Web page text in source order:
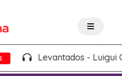
Levantados - Luigui